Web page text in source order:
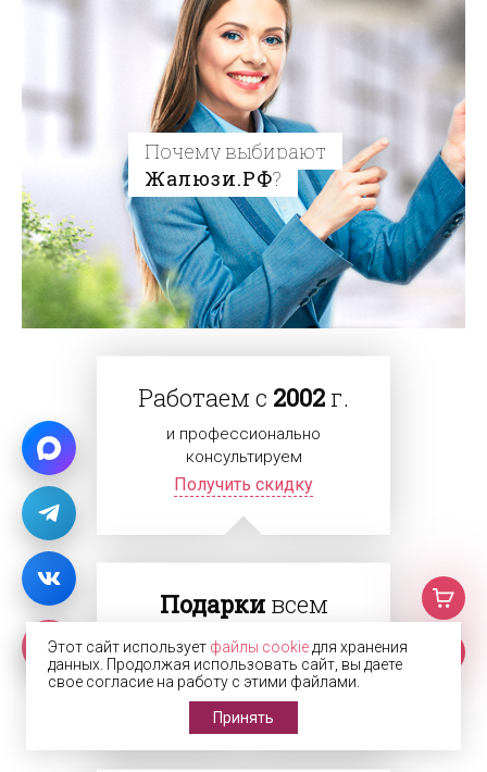
Почему выбирают
Жалюзи.РФ?
Работаем с 2002 г.
и профессионально
консультируем
Получить скидку
Подаркивсем
Делаем подарок каждому
клиенту
Получить подарок
Этот сайт использует файлы cookie для хранения
данных. Продолжая использовать сайт, вы даете
свое согласие на работу с этими файлами.
Принять